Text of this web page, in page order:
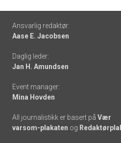
Footer
-
links
Ansvarlig redaktør:
Aase E. Jacobsen
Daglig leder:
Jan H. Amundsen
Event manager:
Mina Hovden
All journalistikk er basert på Vær
varsom-plakaten og